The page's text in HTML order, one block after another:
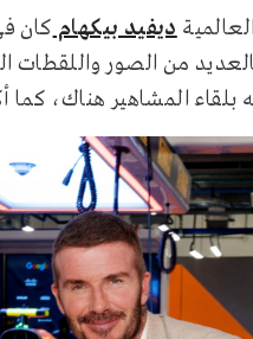
ديفيد بيكهامكان
من الصور واللقطات
المشاهير هناك، كما